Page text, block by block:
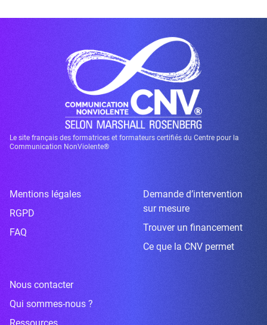
Le site français des formatrices et formateurs certifiés du Centre pour la
Communication NonViolente®
Mentions légales
RGPD
FAQ
Demande d’intervention
sur mesure
Trouver un financement
Ce que la CNV permet
Nous contacter
Qui sommes-nous ?
Ressources